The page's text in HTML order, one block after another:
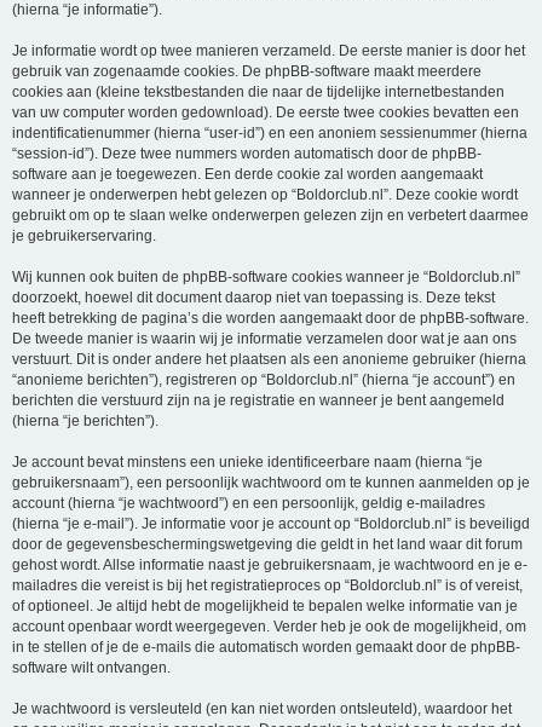
(hierna “je informatie”).
Je informatie wordt op twee manieren verzameld. De eerste manier is door het
gebruik van zogenaamde cookies. De phpBB-software maakt meerdere
cookies aan (kleine tekstbestanden die naar de tijdelijke internetbestanden
van uw computer worden gedownload). De eerste twee cookies bevatten een
indentificatienummer (hierna “user-id”) en een anoniem sessienummer (hierna
“session-id”). Deze twee nummers worden automatisch door de phpBB-
software aan je toegewezen. Een derde cookie zal worden aangemaakt
wanneer je onderwerpen hebt gelezen op “Boldorclub.nl”. Deze cookie wordt
gebruikt om op te slaan welke onderwerpen gelezen zijn en verbetert daarmee
je gebruikerservaring.
Wij kunnen ook buiten de phpBB-software cookies wanneer je “Boldorclub.nl”
doorzoekt, hoewel dit document daarop niet van toepassing is. Deze tekst
heeft betrekking de pagina’s die worden aangemaakt door de phpBB-software.
De tweede manier is waarin wij je informatie verzamelen door wat je aan ons
verstuurt. Dit is onder andere het plaatsen als een anonieme gebruiker (hierna
“anonieme berichten”), registreren op “Boldorclub.nl” (hierna “je account”) en
berichten die verstuurd zijn na je registratie en wanneer je bent aangemeld
(hierna “je berichten”).
Je account bevat minstens een unieke identificeerbare naam (hierna “je
gebruikersnaam”), een persoonlijk wachtwoord om te kunnen aanmelden op je
account (hierna “je wachtwoord”) en een persoonlijk, geldig e-mailadres
(hierna “je e-mail”). Je informatie voor je account op “Boldorclub.nl” is beveiligd
door de gegevensbeschermingswetgeving die geldt in het land waar dit forum
gehost wordt. Allse informatie naast je gebruikersnaam, je wachtwoord en je e-
mailadres die vereist is bij het registratieproces op “Boldorclub.nl” is of vereist,
of optioneel. Je altijd hebt de mogelijkheid te bepalen welke informatie van je
account openbaar wordt weergegeven. Verder heb je ook de mogelijkheid, om
in te stellen of je de e-mails die automatisch worden gemaakt door de phpBB-
software wilt ontvangen.
Je wachtwoord is versleuteld (en kan niet worden ontsleuteld), waardoor het